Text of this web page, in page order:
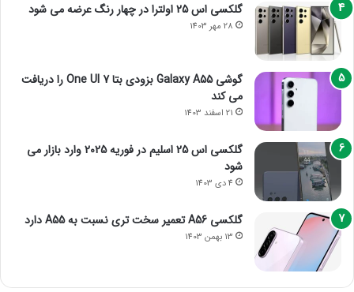
گلکسی اس 25 اولترا در چهار رنگ عرضه می شود
28 مهر 1403
گوشی Galaxy A55 بزودی بتا One UI 7 را دریافت
می کند
21 اسفند 1403
گلکسی اس 25 اسلیم در فوریه 2025 وارد بازار می
شود
4 دی 1403
گلکسی A56 تعمیر سخت تری نسبت به A55 دارد
13 بهمن 1403